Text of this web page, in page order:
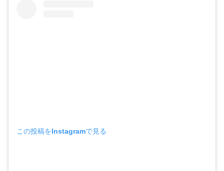
この投稿をInstagramで見る